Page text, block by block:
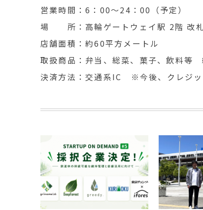
営業時間：6：00～24：00（予定）
場 所：高輪ゲートウェイ駅 2階 改
店舗面積：約60平方メートル
取扱商品：弁当、総菜、菓子、飲料等
決済方法：交通系IC ※今後、クレジッ